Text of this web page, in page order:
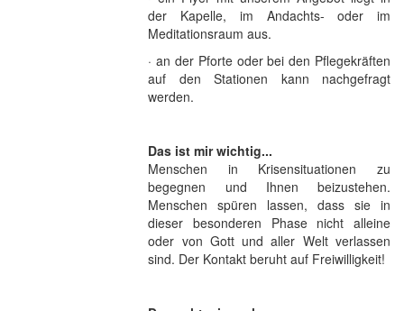
der Kapelle, im Andachts- oder im
Meditationsraum aus.
· an der Pforte oder bei den Pflegekräften
auf den Stationen kann nachgefragt
werden.
Das ist mir wichtig...
Menschen in Krisensituationen zu
begegnen und Ihnen beizustehen.
Menschen spüren lassen, dass sie in
dieser besonderen Phase nicht alleine
oder von Gott und aller Welt verlassen
sind. Der Kontakt beruht auf Freiwilligkeit!